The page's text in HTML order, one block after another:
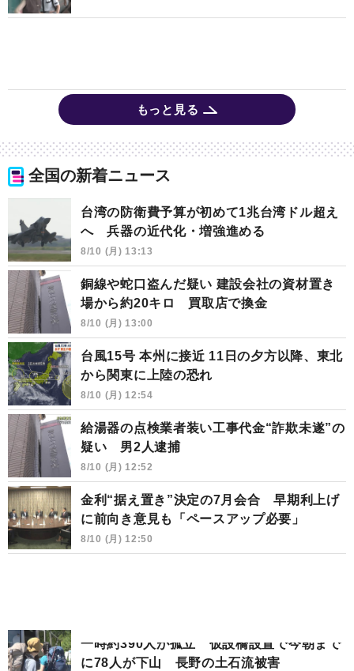
もっと見る
全国の新着ニュース
台湾の防衛費予算が初めて1兆台湾ドル超え
へ 兵器の近代化・増強進める
8/10 (月) 13:13
銅線や蛇口盗んだ疑い 建設会社の資材置き
場から約20キロ 買取店で換金
8/10 (月) 13:00
台風15号 本州に接近 11日の夕方以降、東北
から関東に上陸の恐れ
8/10 (月) 12:54
給湯器の点検業者装い工事代金“詐欺未遂”の
疑い 男2人逮捕
8/10 (月) 12:52
金利“据え置き”決定の7月会合 早期利上げ
に前向き意見も「ペースアップ必要」
8/10 (月) 12:50
一時約390人が孤立 仮設橋設置で今朝まで
に78人が下山 長野の土石流被害